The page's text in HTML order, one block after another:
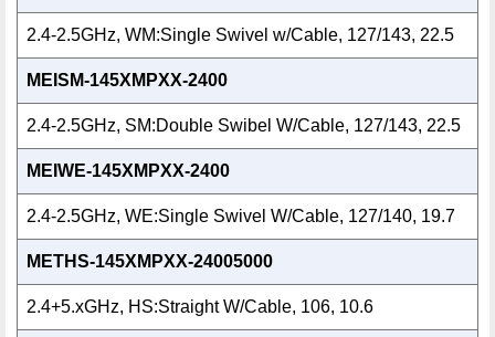
2.4-2.5GHz, WM:Single Swivel w/Cable, 127/143, 22.5
MEISM-145XMPXX-2400
2.4-2.5GHz, SM:Double Swibel W/Cable, 127/143, 22.5
MEIWE-145XMPXX-2400
2.4-2.5GHz, WE:Single Swivel W/Cable, 127/140, 19.7
METHS-145XMPXX-24005000
2.4+5.xGHz, HS:Straight W/Cable, 106, 10.6